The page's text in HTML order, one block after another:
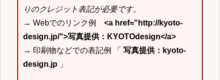
りのクレジット表記が必要です。
→ Webでのリンク例 <a href="http://kyoto-
design.jp/">写真提供：KYOTOdesign</a>
→ 印刷物などでの表記例 「 写真提供：kyoto-
design.jp 」